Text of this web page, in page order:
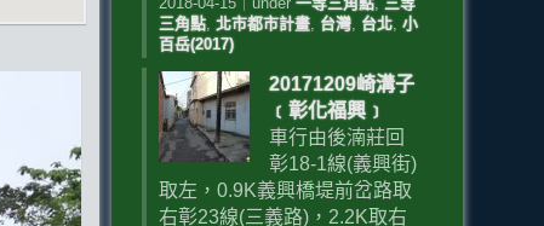
三角點, 北市都市計畫, 台灣, 台北, 小
百岳(2017)
20171209崎溝子
﹝彰化福興﹞
車行由後湳莊回
彰18-1線(義興街)
取左，0.9K義興橋堤前岔路取
右彰23線(三義路)，2.2K取右